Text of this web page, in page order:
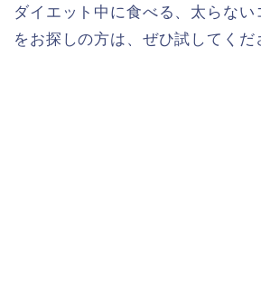
ダイエット中に食べる、太らない
をお探しの方は、ぜひ試してくだ